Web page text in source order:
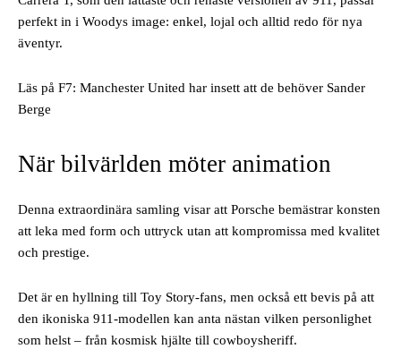
perfekt in i Woodys image: enkel, lojal och alltid redo för nya
äventyr.
Läs på F7: Manchester United har insett att de behöver Sander
Berge
När bilvärlden möter animation
Denna extraordinära samling visar att Porsche bemästrar konsten
att leka med form och uttryck utan att kompromissa med kvalitet
och prestige.
Det är en hyllning till Toy Story-fans, men också ett bevis på att
den ikoniska 911-modellen kan anta nästan vilken personlighet
som helst – från kosmisk hjälte till cowboysheriff.